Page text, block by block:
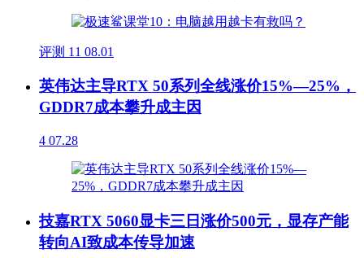
评测 11 08.01
英伟达主导RTX 50系列全线涨价15%—25%，
GDDR7成本攀升成主因
4 07.28
技嘉RTX 5060显卡三日涨价500元，显存产能
转向AI致成本传导加速